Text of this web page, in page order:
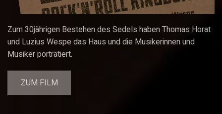
Zum 30jährigen Bestehen des Sedels haben Thomas Horat
und Luzius Wespe das Haus und die Musikerinnen und
Musiker porträtiert.
ZUM FILM